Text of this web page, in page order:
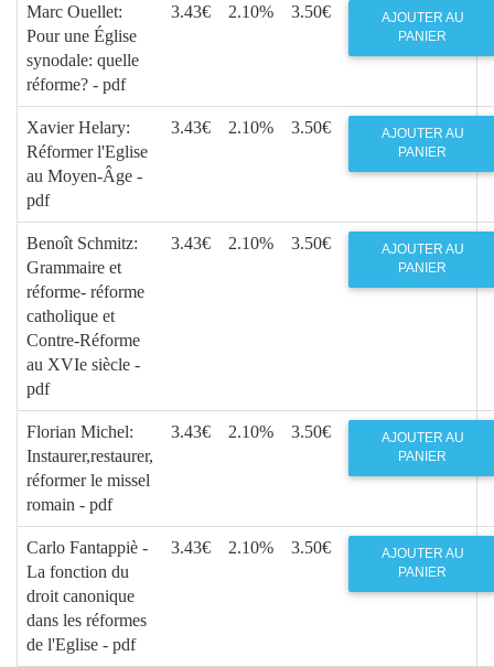
Marc Ouellet:
Pour une Église
synodale: quelle
réforme? - pdf
3.43€ 2.10% 3.50€
AJOUTER AU
PANIER
Xavier Helary:
Réformer l'Eglise
au Moyen-Âge -
pdf
3.43€ 2.10% 3.50€
AJOUTER AU
PANIER
Benoît Schmitz:
Grammaire et
réforme- réforme
catholique et
Contre-Réforme
au XVIe siècle -
pdf
3.43€ 2.10% 3.50€
AJOUTER AU
PANIER
Florian Michel:
Instaurer,restaurer,
réformer le missel
romain - pdf
3.43€ 2.10% 3.50€
AJOUTER AU
PANIER
Carlo Fantappiè -
La fonction du
droit canonique
dans les réformes
de l'Eglise - pdf
3.43€ 2.10% 3.50€
AJOUTER AU
PANIER